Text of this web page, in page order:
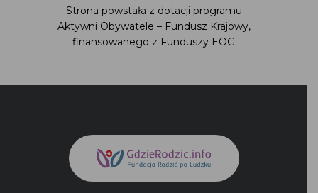
Strona powstała z dotacji programu
Aktywni Obywatele – Fundusz Krajowy,
finansowanego z Funduszy EOG